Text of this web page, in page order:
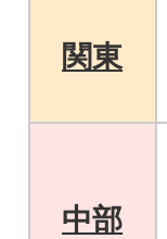
関東
中部